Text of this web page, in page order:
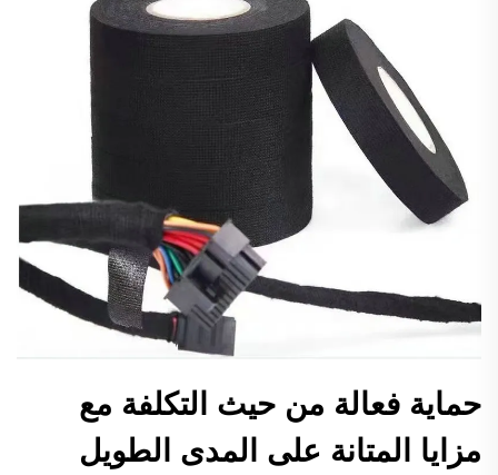
حماية فعالة من حيث التكلفة مع
مزايا المتانة على المدى الطويل